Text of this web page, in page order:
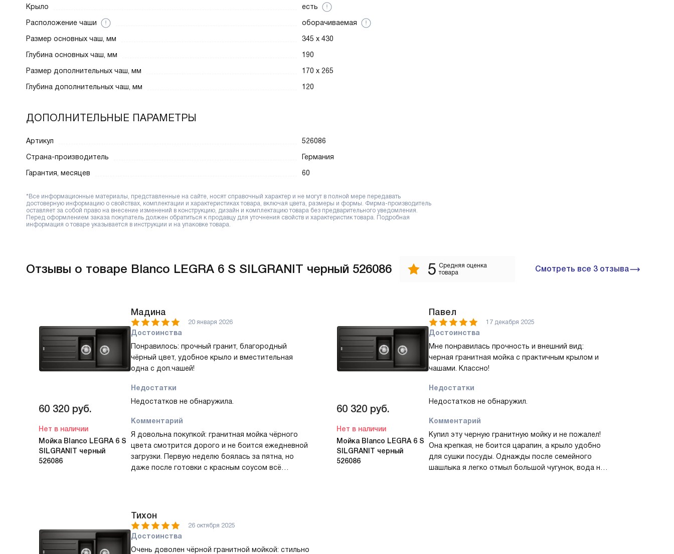
Крыло
есть
Расположение чаши
оборачиваемая
Размер основных чаш, мм
345 x 430
Глубина основных чаш, мм
190
Размер дополнительных чаш, мм
170 x 265
Глубина дополнительных чаш, мм
120
ДОПОЛНИТЕЛЬНЫЕ ПАРАМЕТРЫ
Артикул
526086
Страна-производитель
Германия
Гарантия, месяцев
60
*Все информационные материалы, представленные на сайте, носят справочный характер и не могут в полной мере передавать
достоверную информацию о свойствах, комплектации и характеристиках товара, включая цвета, размеры и формы. Фирма-производитель
оставляет за собой право на внесение изменений в конструкцию, дизайн и комплектацию товара без предварительного уведомления.
Перед оформлением заказа покупатель должен обратиться к продавцу для уточнения свойств и характеристик товара. Подробная
информация о товаре указывается в инструкции и на упаковке товара.
Отзывы о товаре Blanco LEGRA 6 S SILGRANIT черный 526086 5 Средняя оценка
товара
Смотреть все 3 отзыва
60 320 руб.
Нет в наличии
Мойка Blanco LEGRA 6 S
SILGRANIT черный
526086
Мадина
20 января 2026
Достоинства
Понравилось: прочный гранит, благородный
чёрный цвет, удобное крыло и вместительная
одна с доп.чашей!
Недостатки
Недостатков не обнаружила.
Комментарий
Я довольна покупкой: гранитная мойка чёрного
цвета смотрится дорого и не боится ежедневной
загрузки. Первую неделю боялась за пятна, но
даже после готовки с красным соусом всё
мытье мелкой посуды. Установка врезная была
простой, справился муж за вечер. Использую
каждый день и радуюсь выбору!
60 320 руб.
Нет в наличии
Мойка Blanco LEGRA 6 S
SILGRANIT черный
526086
Павел
17 декабря 2025
Достоинства
Мне понравилась прочность и внешний вид:
черная гранитная мойка с практичным крылом и
чашами. Классно!
Недостатки
Недостатков не обнаружил.
Комментарий
Купил эту черную гранитную мойку и не пожалел!
Она крепкая, не боится царапин, а крыло удобно
для сушки посуды. Однажды после семейного
шашлыка я легко отмыл большой чугунок, вода не
Тихон
26 октября 2025
Достоинства
Очень доволен чёрной гранитной мойкой: стильно